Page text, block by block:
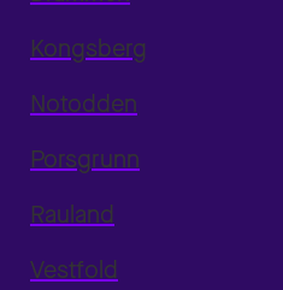
Kongsberg
Notodden
Porsgrunn
Rauland
Vestfold